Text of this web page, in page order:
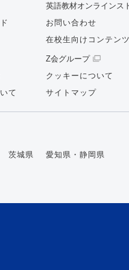
英語教材オンラインス
お問い合わせ
在校生向けコンテンツ
Z会グループ
クッキーについて
て サイトマップ
茨城県
愛知県・静岡県